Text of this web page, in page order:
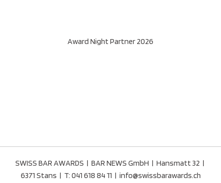
Award Night Partner 2026
SWISS BAR AWARDS | BAR NEWS GmbH | Hansmatt 32 |
6371 Stans | T: 041 618 84 11 | info@swissbarawards.ch